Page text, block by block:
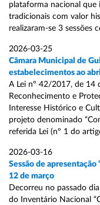
plataforma nacional que
tradicionais com valor
realizaram-se 3 sessões
2026-03-25
Câmara Municipal de
estabelecimentos ao
A Lei nº 42/2017, de 14
Reconhecimento e
Interesse Histórico e
projeto denominado
referida Lei (nº 1 do
2026-03-16
Sessão de
12 de março
Decorreu no passado
do Inventário Nacional